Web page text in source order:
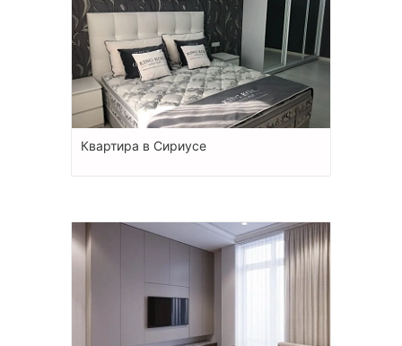
Квартира в Сириусе